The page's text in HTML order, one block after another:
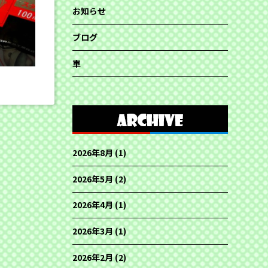
お知らせ
ブログ
車
2026年8月(1)
2026年5月(2)
2026年4月(1)
2026年3月(1)
2026年2月(2)